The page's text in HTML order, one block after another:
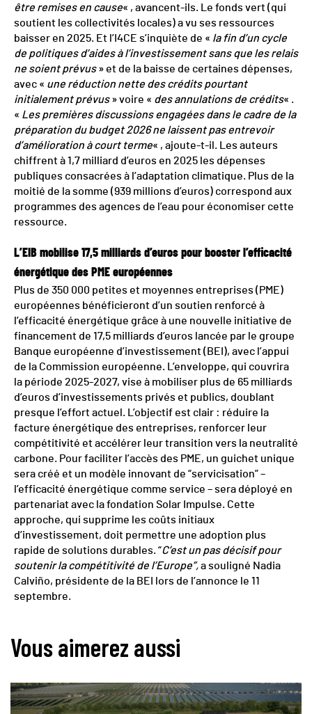
être remises en cause« , avancent-ils. Le fonds vert (qui
soutient les collectivités locales) a vu ses ressources
baisser en 2025. Et l’I4CE s’inquiète de « la fin d’un cycle
de politiques d’aides à l’investissement sans que les relais
ne soient prévus» et de la baisse de certaines dépenses,
avec « une réduction nette des crédits pourtant
initialement prévus» voire « des annulations de crédits« .
« Les premières discussions engagées dans le cadre de la
préparation du budget 2026 ne laissent pas entrevoir
d’amélioration à court terme« , ajoute-t-il. Les auteurs
chiffrent à 1,7 milliard d’euros en 2025 les dépenses
publiques consacrées à l’adaptation climatique. Plus de la
moitié de la somme (939 millions d’euros) correspond aux
programmes des agences de l’eau pour économiser cette
ressource.
L’EIB mobilise 17,5 milliards d’euros pour booster l’efficacité
énergétique des PME européennes
Plus de 350 000 petites et moyennes entreprises (PME)
européennes bénéficieront d’un soutien renforcé à
l’efficacité énergétique grâce à une nouvelle initiative de
financement de 17,5 milliards d’euros lancée par le groupe
Banque européenne d’investissement (BEI), avec l’appui
de la Commission européenne. L’enveloppe, qui couvrira
la période 2025-2027, vise à mobiliser plus de 65 milliards
d’euros d’investissements privés et publics, doublant
presque l’effort actuel. L’objectif est clair : réduire la
facture énergétique des entreprises, renforcer leur
compétitivité et accélérer leur transition vers la neutralité
carbone. Pour faciliter l’accès des PME, un guichet unique
sera créé et un modèle innovant de “servicisation” –
l’efficacité énergétique comme service – sera déployé en
partenariat avec la fondation Solar Impulse. Cette
approche, qui supprime les coûts initiaux
d’investissement, doit permettre une adoption plus
rapide de solutions durables. “C’est un pas décisif pour
soutenir la compétitivité de l’Europe”,a souligné Nadia
Calviño, présidente de la BEI lors de l’annonce le 11
septembre.
Vous aimerez aussi